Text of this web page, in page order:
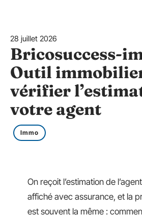
28 juillet 2026
Bricosuccess-
Outil
vérifier
votre agent
Immo
On reçoit l’estimation de
affiché avec assurance, et la
est souvent la même :